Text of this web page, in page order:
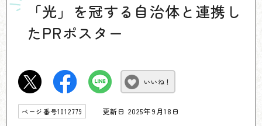
「光」を冠する自治体と連携し
たPRポスター
いいね！
ページ番号1012779 更新日 2025年9月18日